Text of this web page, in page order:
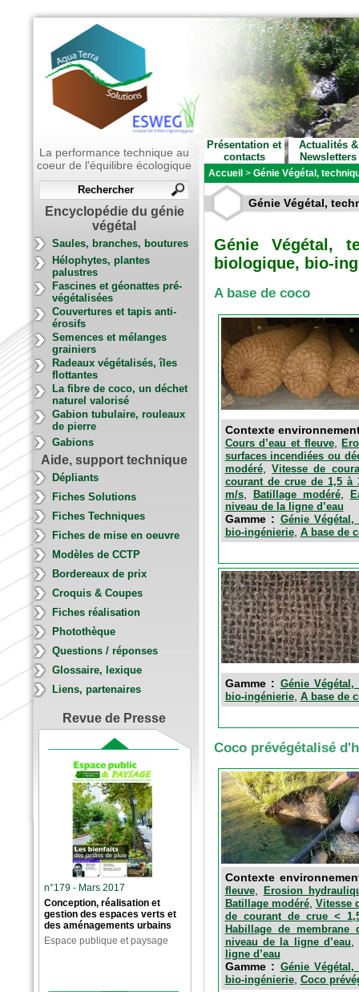
La performance technique au
coeur de l'équilibre écologique
Encyclopédie du génie
végétal
Saules, branches, boutures
Hélophytes, plantes
palustres
Fascines et géonattes pré-
végétalisées
Couvertures et tapis anti-
érosifs
Semences et mélanges
grainiers
Radeaux végétalisés, îles
flottantes
La fibre de coco, un déchet
naturel valorisé
Gabion tubulaire, rouleaux
de pierre
Gabions
Aide, support technique
Dépliants
Fiches Solutions
Fiches Techniques
Fiches de mise en oeuvre
Modèles de CCTP
Bordereaux de prix
Croquis & Coupes
Fiches réalisation
Photothèque
Questions / réponses
Glossaire, lexique
Liens, partenaires
Revue de Presse
n°179 - Mars 2017
Conception, réalisation et
gestion des espaces verts et
des aménagements urbains
Espace publique et paysage
Présentation et
contacts
Actualités &
Newsletters
Accueil > Génie Végétal,
Génie Végétal,
Génie Végétal,
biologique, bio-
A base de coco
Contexte
Cours d’eau et fleuve,
surfaces incendiées ou
modéré, Vitesse de
courant de crue de 1,5 à
m/s, Batillage modéré,
niveau de la ligne d’eau
Gamme : Génie
bio-ingénierie, A base de
Gamme : Génie
bio-ingénierie, A base de
Coco prévégétalisé
Contexte
fleuve,
Erosion
Batillage modéré, Vitesse
de courant de crue <
Habillage de membrane
niveau de la ligne d’eau
ligne d’eau
Gamme : Génie
bio-ingénierie, Coco